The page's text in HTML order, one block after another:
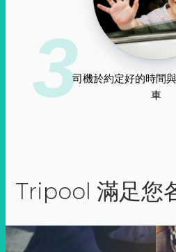
3司機於約定好的時間
車
Tripool 滿足您